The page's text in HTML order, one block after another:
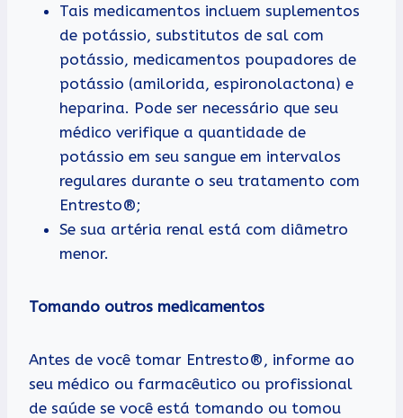
Tais medicamentos incluem suplementos
de potássio, substitutos de sal com
potássio, medicamentos poupadores de
potássio (amilorida, espironolactona) e
heparina. Pode ser necessário que seu
médico verifique a quantidade de
potássio em seu sangue em intervalos
regulares durante o seu tratamento com
Entresto®;
Se sua artéria renal está com diâmetro
menor.
Tomando outros medicamentos
Antes de você tomar Entresto®, informe ao
seu médico ou farmacêutico ou profissional
de saúde se você está tomando ou tomou